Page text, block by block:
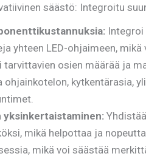
säästö: Integroitu
yhteen LED-ohjaimeen, mikä
osien määrää ja
ohjainkotelon, kytkentärasia,
yksinkertaistaminen:
mikä helpottaa ja
mikä voi säästää